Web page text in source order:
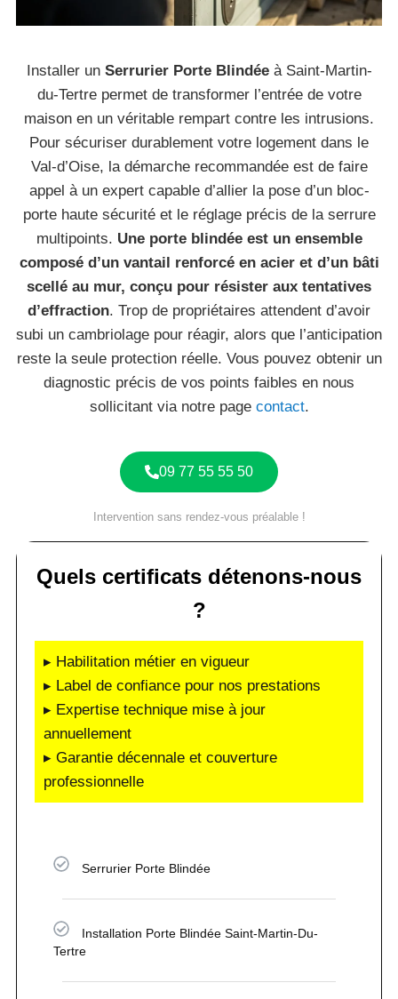
Installer un Serrurier Porte Blindéeà Saint-Martin-
du-Tertre permet de transformer l’entrée de votre
maison en un véritable rempart contre les intrusions.
Pour sécuriser durablement votre logement dans le
Val-d’Oise, la démarche recommandée est de faire
appel à un expert capable d’allier la pose d’un bloc-
porte haute sécurité et le réglage précis de la serrure
multipoints. Une porte blindée est un ensemble
composé d’un vantail renforcé en acier et d’un bâti
scellé au mur, conçu pour résister aux tentatives
d’effraction. Trop de propriétaires attendent d’avoir
subi un cambriolage pour réagir, alors que l’anticipation
reste la seule protection réelle. Vous pouvez obtenir un
diagnostic précis de vos points faibles en nous
sollicitant via notre page contact.
09 77 55 55 50
Intervention sans rendez-vous préalable !
Quels certificats détenons-nous
?
▸ Habilitation métier en vigueur
▸ Label de confiance pour nos prestations
▸ Expertise technique mise à jour
annuellement
▸ Garantie décennale et couverture
professionnelle
Serrurier Porte Blindée
Installation Porte Blindée Saint-Martin-Du-
Tertre